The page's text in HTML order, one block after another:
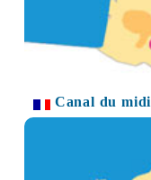
Canal du midi